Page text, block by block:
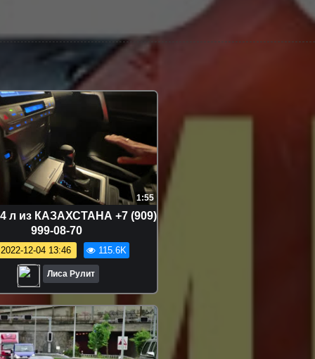
1:55
л из КАЗАХСТАНА +7 (909)
999-08-70
2022-12-04 13:46 115.6K
Лиса Рулит